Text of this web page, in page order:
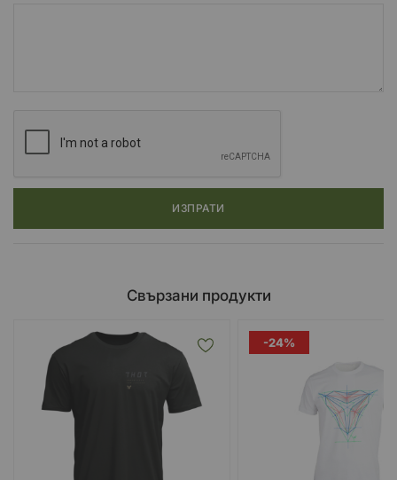
ИЗПРАТИ
Свързани продукти
-24%